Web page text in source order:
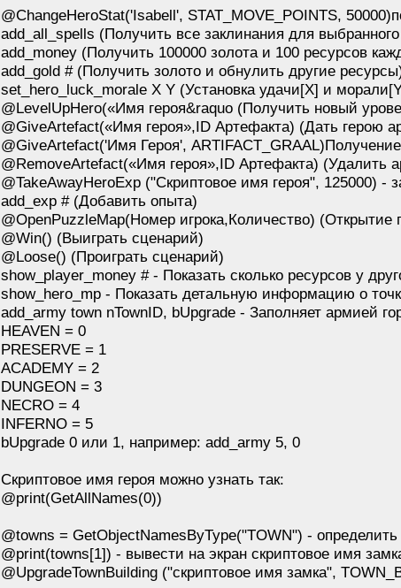
@ChangeHeroStat('Isabell', STAT_MOVE_POINTS,
add_all_spells (Получить все заклинания для выбранного
add_money (Получить 100000 золота и 100 ресурсов
add_gold # (Получить золото и обнулить другие
set_hero_luck_morale X Y (Установка удачи[X] и
@LevelUpHero(«Имя героя&raquo (Получить новый
@GiveArtefact(«Имя героя»,ID Артефакта) (Дать герою
@GiveArtefact('Имя Героя',
@RemoveArtefact(«Имя героя»,ID Артефакта) (Удалить
@TakeAwayHeroExp ("Скриптовое имя героя", 125000)
add_exp # (Добавить опыта)
@OpenPuzzleMap(Номер игрока,Количество) (Открытие
@Win() (Выиграть сценарий)
@Loose() (Проиграть сценарий)
show_player_money # - Показать сколько ресурсов у
show_hero_mp - Показать детальную информацию о
add_army town nTownID, bUpgrade - Заполняет армией
HEAVEN = 0
PRESERVE = 1
ACADEMY = 2
DUNGEON = 3
NECRO = 4
INFERNO = 5
bUpgrade 0 или 1, например: add_army 5, 0
Скриптовое имя героя можно узнать так:
@print(GetAllNames(0))
@towns = GetObjectNamesByType("TOWN") -
@print(towns[1]) - вывести на экран скриптовое имя
@UpgradeTownBuilding ("скриптовое имя замка",